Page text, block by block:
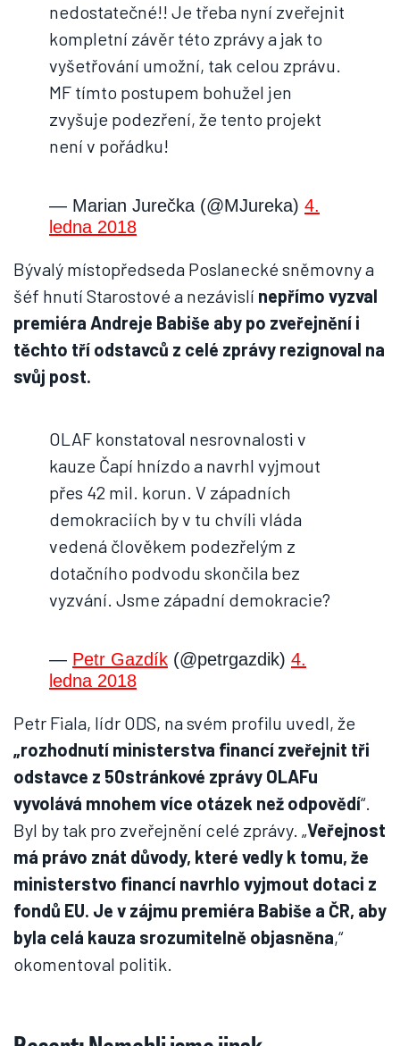
nedostatečné!! Je třeba nyní zveřejnit
kompletní závěr této zprávy a jak to
vyšetřování umožní, tak celou zprávu.
MF tímto postupem bohužel jen
zvyšuje podezření, že tento projekt
není v pořádku!
— Marian Jurečka (@MJureka) 4.
ledna 2018
Bývalý místopředseda Poslanecké sněmovny a
šéf hnutí Starostové a nezávislí nepřímo vyzval
premiéra Andreje Babiše aby po zveřejnění i
těchto tří odstavců z celé zprávy rezignoval na
svůj post.
OLAF konstatoval nesrovnalosti v
kauze Čapí hnízdo a navrhl vyjmout
přes 42 mil. korun. V západních
demokraciích by v tu chvíli vláda
vedená člověkem podezřelým z
dotačního podvodu skončila bez
vyzvání. Jsme západní demokracie?
— Petr Gazdík (@petrgazdik) 4.
ledna 2018
Petr Fiala, lídr ODS, na svém profilu uvedl, že
„rozhodnutí ministerstva financí zveřejnit tři
odstavce z 50stránkové zprávy OLAFu
vyvolává mnohem více otázek než odpovědí“.
Byl by tak pro zveřejnění celé zprávy. „Veřejnost
má právo znát důvody, které vedly k tomu, že
ministerstvo financí navrhlo vyjmout dotaci z
fondů EU. Je v zájmu premiéra Babiše a ČR, aby
byla celá kauza srozumitelně objasněna,“
okomentoval politik.